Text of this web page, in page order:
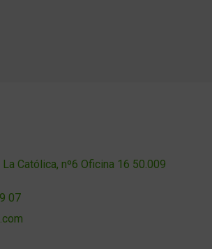
Católica, nº6 Oficina 16 50.009
07